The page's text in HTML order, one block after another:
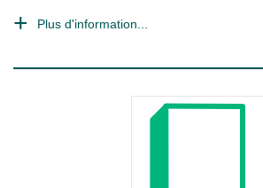
Plus d'information...